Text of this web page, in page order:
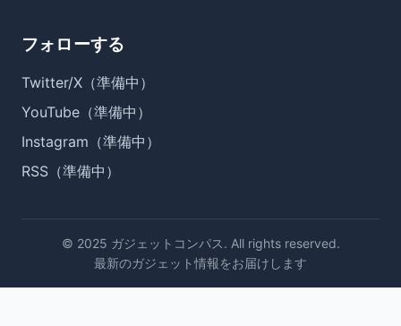
フォローする
Twitter/X（準備中）
YouTube（準備中）
Instagram（準備中）
RSS（準備中）
© 2025 ガジェットコンパス. All rights reserved.
最新のガジェット情報をお届けします